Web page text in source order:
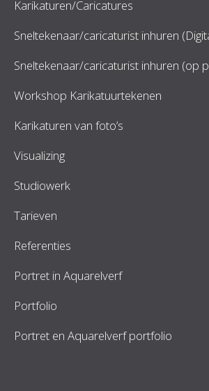
Karikaturen/Caricatures
Sneltekenaar/caricaturist inhuren
Sneltekenaar/caricaturist inhuren (op
Workshop Karikatuurtekenen
Karikaturen van foto’s
Visualizing
Studiowerk
Tarieven
Referenties
Portret in Aquarelverf
Portfolio
Portret en Aquarelverf portfolio